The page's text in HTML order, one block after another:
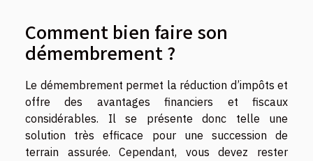
Comment bien faire son
démembrement ?
Le démembrement permet la réduction d’impôts et
offre des avantages financiers et fiscaux
considérables. Il se présente donc telle une
solution très efficace pour une succession de
terrain assurée. Cependant, vous devez rester